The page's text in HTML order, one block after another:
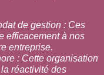
de gestion : Ces
efficacement à nos
entreprise.
: Cette organisation
réactivité des